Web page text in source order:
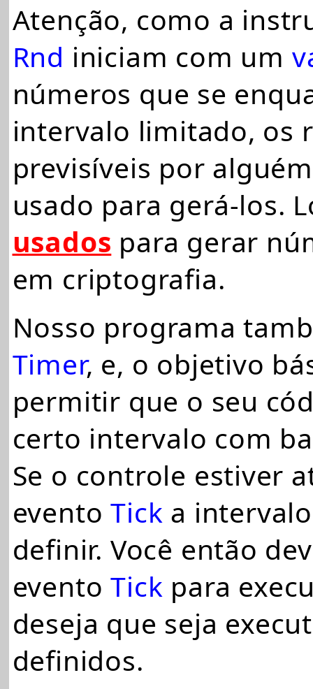
Atenção, como a
Rnd iniciam com um
números que se
intervalo limitado, os
previsíveis por
usado para gerá-los.
usados para gerar
em criptografia.
Nosso programa
Timer, e, o objetivo
permitir que o seu
certo intervalo com
Se o controle estiver
eventoTick a
definir. Você então
eventoTick para
deseja que seja
definidos.